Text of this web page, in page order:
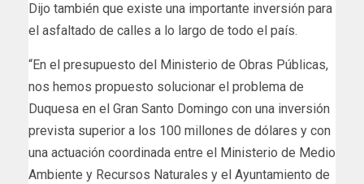
Dijo también que existe una importante inversión para
el asfaltado de calles a lo largo de todo el país.
“En el presupuesto del Ministerio de Obras Públicas,
nos hemos propuesto solucionar el problema de
Duquesa en el Gran Santo Domingo con una inversión
prevista superior a los 100 millones de dólares y con
una actuación coordinada entre el Ministerio de Medio
Ambiente y Recursos Naturales y el Ayuntamiento de